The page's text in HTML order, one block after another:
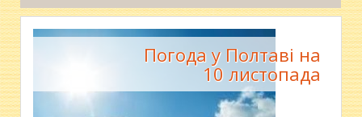
Погода у Полтаві на
10 листопада